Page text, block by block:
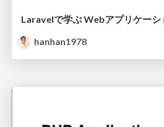
hanhan1978